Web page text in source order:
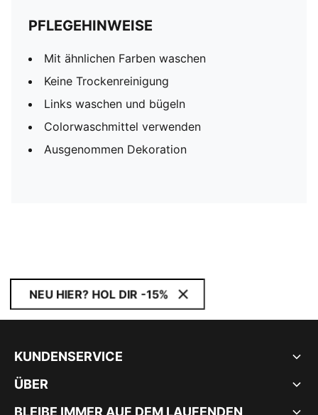
PFLEGEHINWEISE
Mit ähnlichen Farben waschen
Keine Trockenreinigung
Links waschen und bügeln
Colorwaschmittel verwenden
Ausgenommen Dekoration
NEU HIER? HOL DIR -15%
KUNDENSERVICE
ÜBER
BLEIBE IMMER AUF DEM LAUFENDEN